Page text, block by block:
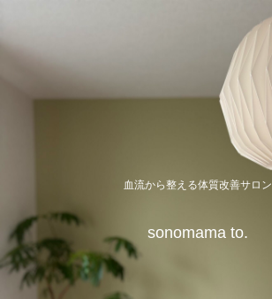
血流から整える体質改善サロン
sonomama to.